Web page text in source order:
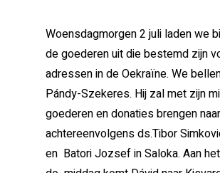
Woensdagmorgen 2 juli laden we
de goederen uit die bestemd zijn
adressen in de Oekraïne. We
Pándy-Szekeres. Hij zal met zijn
goederen en donaties brengen naar
achtereenvolgens ds.Tibor
en Batori Jozsef in Saloka. Aan